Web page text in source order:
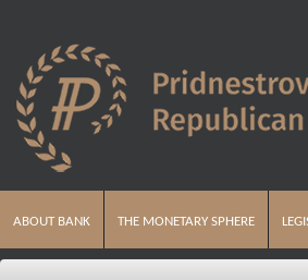
ABOUT BANK THE MONETARY SPHERE